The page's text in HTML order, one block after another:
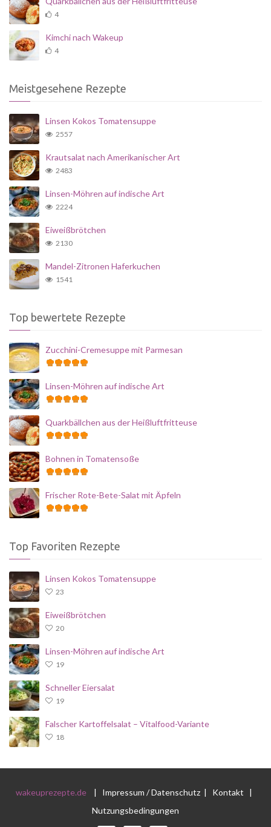
4
Kimchi nach Wakeup
4
Meistgesehene Rezepte
Linsen Kokos Tomatensuppe
2557
Krautsalat nach Amerikanischer Art
2483
Linsen-Möhren auf indische Art
2224
Eiweißbrötchen
2130
Mandel-Zitronen Haferkuchen
1541
Top bewertete Rezepte
Zucchini-Cremesuppe mit Parmesan
Linsen-Möhren auf indische Art
Quarkbällchen aus der Heißluftfritteuse
Bohnen in Tomatensoße
Frischer Rote-Bete-Salat mit Äpfeln
Top Favoriten Rezepte
Linsen Kokos Tomatensuppe
23
Eiweißbrötchen
20
Linsen-Möhren auf indische Art
19
Schneller Eiersalat
19
Falscher Kartoffelsalat – Vitalfood-Variante
18
wakeuprezepte.de| Impressum / Datenschutz| Kontakt
|
Nutzungsbedingungen